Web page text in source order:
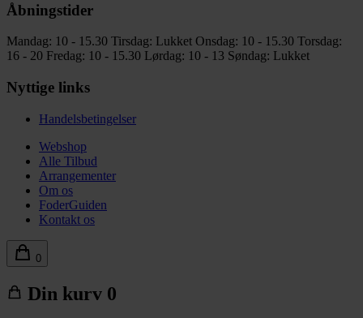
Åbningstider
Mandag: 10 - 15.30 Tirsdag: Lukket Onsdag: 10 - 15.30 Torsdag:
16 - 20 Fredag: 10 - 15.30 Lørdag: 10 - 13 Søndag: Lukket
Nyttige links
Handelsbetingelser
Webshop
Alle Tilbud
Arrangementer
Om os
FoderGuiden
Kontakt os
0
Din kurv 0